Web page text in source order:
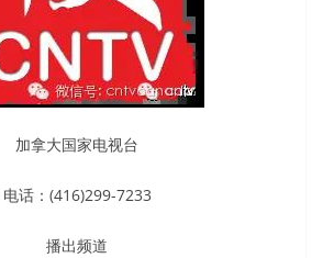
加拿大国家电视台
电话：(416)299-7233
播出频道